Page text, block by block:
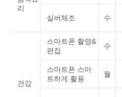
리
실버체조 수
건강
스마트폰 촬영&
편집
수
스마트폰 스마
트하게 활용
월